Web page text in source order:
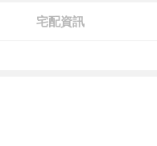
宅配資訊